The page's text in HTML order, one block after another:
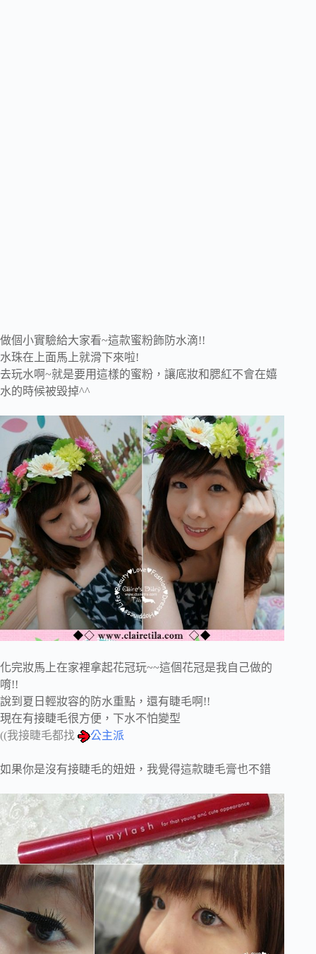
做個小實驗給大家看~這款蜜粉飾防水滴!!
水珠在上面馬上就滑下來啦!
去玩水啊~就是要用這樣的蜜粉，讓底妝和腮紅不會在嬉
水的時候被毀掉^^
化完妝馬上在家裡拿起花冠玩~~這個花冠是我自己做的
唷!!
說到夏日輕妝容的防水重點，還有睫毛啊!!
現在有接睫毛很方便，下水不怕變型
((我接睫毛都找
公主派
如果你是沒有接睫毛的妞妞，我覺得這款睫毛膏也不錯